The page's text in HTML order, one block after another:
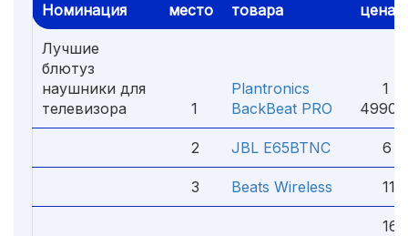
Номинация место
товара
цена
Лучшие
блютуз
наушники для
телевизора
1
Plantronics
BackBeat PRO
1
4990
2 JBL E65BTNC 6
3 Beats Wireless 11
16